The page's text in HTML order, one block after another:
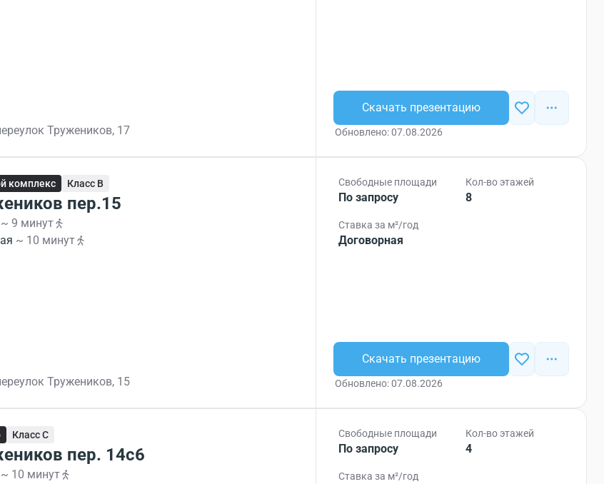
Тружеников, 17
Скачать презентацию
Обновлено: 07.08.2026
комплекс Класс B
пер.15
~ 9 минут
~ 10 минут
Тружеников, 15
Свободные площади
По запросу
Кол-во этажей
8
Ставка за м²/год
Договорная
Скачать презентацию
Обновлено: 07.08.2026
Класс C
пер. 14с6
~ 10 минут
Свободные площади
По запросу
Кол-во этажей
4
Ставка за м²/год